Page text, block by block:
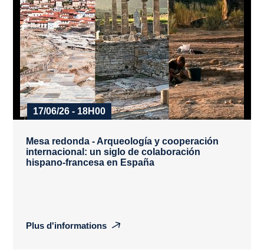
17/06/26 - 18H00
Mesa redonda - Arqueología y cooperación
internacional: un siglo de colaboración
hispano-francesa en España
Plus d'informations